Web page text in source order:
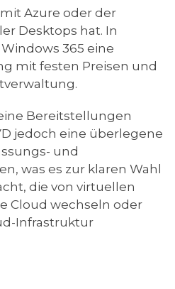
Azure oder der
Desktops hat. In
365 eine
mit festen Preisen und
Bereitstellungen
jedoch eine überlegene
und
was es zur klaren Wahl
die von virtuellen
Cloud wechseln oder
Infrastruktur